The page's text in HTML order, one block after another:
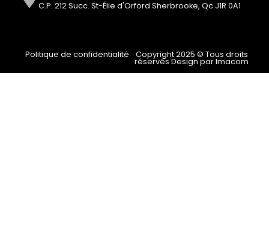
C.P. 212 Succ. St-Élie d'Orford Sherbrooke, Qc J1R 0A1
Politique de confidentialité Copyright 2025 © Tous droits
réservés Design par Imacom